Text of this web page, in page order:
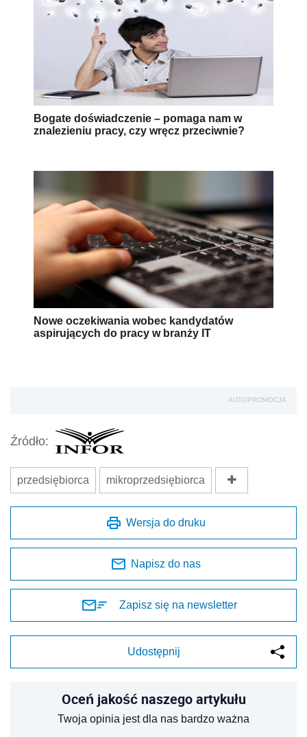
Bogate doświadczenie – pomaga nam w
znalezieniu pracy, czy wręcz przeciwnie?
Nowe oczekiwania wobec kandydatów
aspirujących do pracy w branży IT
AUTOPROMOCJA
Źródło:
przedsiębiorca mikroprzedsiębiorca
Wersja do druku
Napisz do nas
Zapisz się na newsletter
Udostępnij
Oceń jakość naszego artykułu
Twoja opinia jest dla nas bardzo ważna